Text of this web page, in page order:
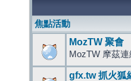
焦點活動
MozTW 聚會
MozTW 摩茲
gfx.tw 抓火狐